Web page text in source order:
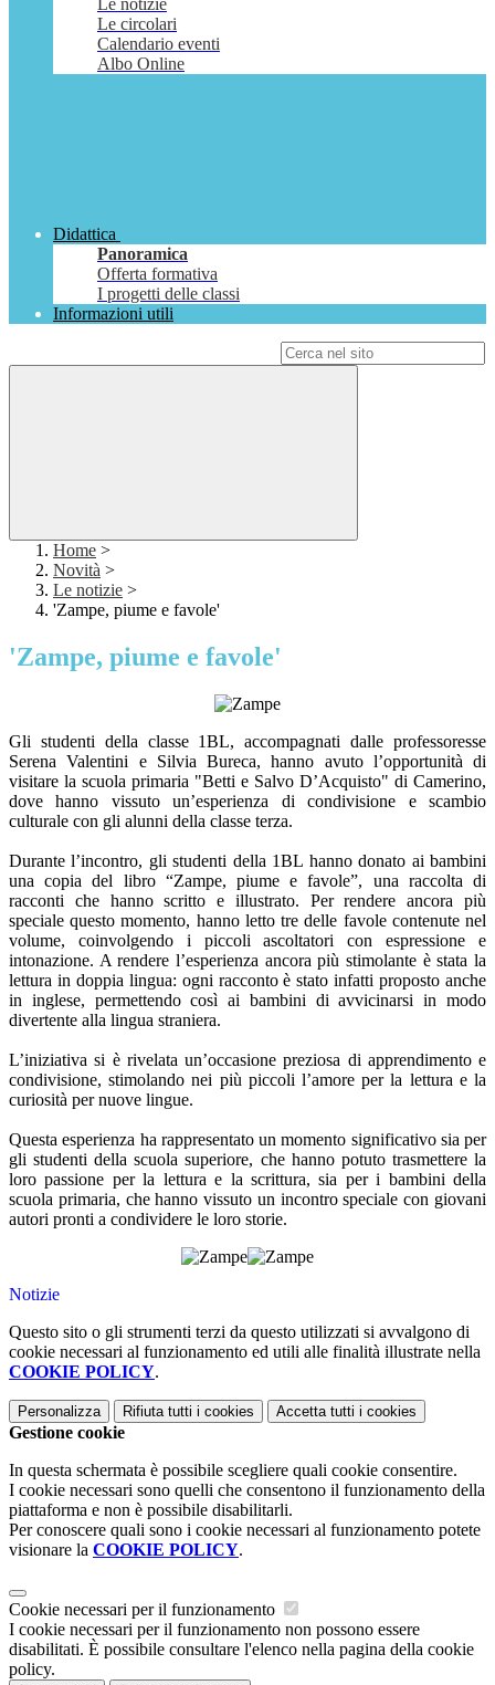
Le notizie
Le circolari
Calendario eventi
Albo Online
Didattica
Panoramica
Offerta formativa
I progetti delle classi
Informazioni utili
Home >
Novità >
Le notizie >
'Zampe, piume e favole'
'Zampe, piume e favole'
Gli studenti della classe 1BL, accompagnati dalle professoresse
Serena Valentini e Silvia Bureca, hanno avuto l’opportunità di
visitare la scuola primaria "Betti e Salvo D’Acquisto" di Camerino,
dove hanno vissuto un’esperienza di condivisione e scambio
culturale con gli alunni della classe terza.
Durante l’incontro, gli studenti della 1BL hanno donato ai bambini
una copia del libro “Zampe, piume e favole”, una raccolta di
racconti che hanno scritto e illustrato. Per rendere ancora più
speciale questo momento, hanno letto tre delle favole contenute nel
volume, coinvolgendo i piccoli ascoltatori con espressione e
intonazione. A rendere l’esperienza ancora più stimolante è stata la
lettura in doppia lingua: ogni racconto è stato infatti proposto anche
in inglese, permettendo così ai bambini di avvicinarsi in modo
divertente alla lingua straniera.
L’iniziativa si è rivelata un’occasione preziosa di apprendimento e
condivisione, stimolando nei più piccoli l’amore per la lettura e la
curiosità per nuove lingue.
Questa esperienza ha rappresentato un momento significativo sia per
gli studenti della scuola superiore, che hanno potuto trasmettere la
loro passione per la lettura e la scrittura, sia per i bambini della
scuola primaria, che hanno vissuto un incontro speciale con giovani
autori pronti a condividere le loro storie.
Notizie
Questo sito o gli strumenti terzi da questo utilizzati si avvalgono di
cookie necessari al funzionamento ed utili alle finalità illustrate nella
COOKIE POLICY.
Personalizza Rifiuta tutti i cookies Accetta tutti i cookies
Gestione cookie
In questa schermata è possibile scegliere quali cookie consentire.
I cookie necessari sono quelli che consentono il funzionamento della
piattaforma e non è possibile disabilitarli.
Per conoscere quali sono i cookie necessari al funzionamento potete
visionare la COOKIE POLICY.
Cookie necessari per il funzionamento
I cookie necessari per il funzionamento non possono essere
disabilitati. È possibile consultare l'elenco nella pagina della cookie
policy.